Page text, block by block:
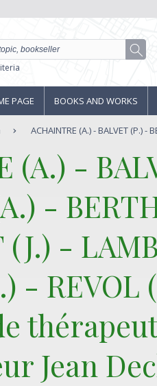
PAGE BOOKS AND WORKS
ACHAINTRE (A.) - BALVET (P.) -
(A.) -
-
(J.) -
-
Jean